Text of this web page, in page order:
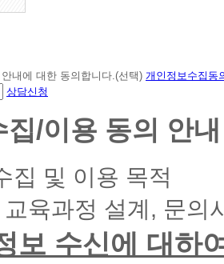
내에 대한 동의합니다.(선택) 개인정보수집동
상담신청
/이용 동의 안내
집 및 이용 목적
육과정 설계, 문의
보 수신에 대하